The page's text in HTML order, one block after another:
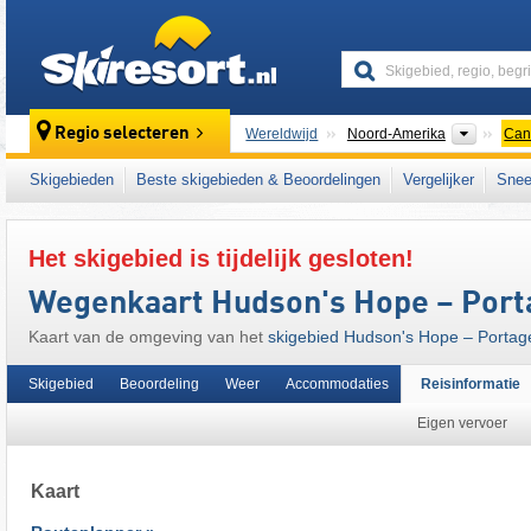
Regio selecteren Wereldwijd Noord-Amerika
Dit skigebied ligt ook in: Hart Ranges ,
Skigebieden Beste skigebieden & Beoordelingen Vergelijker
Het skigebied is tijdelijk gesloten!
Wegenkaart Hudson's Hope –
Kaart van de omgeving van het skigebied Hudson's Hope –
Skigebied Beoordeling Weer Accommodaties Reisinformatie
Eigen vervoer
Kaart